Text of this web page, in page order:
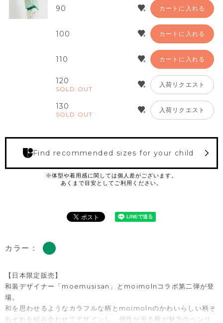
90 カートに入れる
100 カートに入れる
110 カートに入れる
120
SOLD OUT
入荷リクエスト
130
SOLD OUT
入荷リクエスト
Find recommended sizes for your child
カラー：
【日本限定販売】
和装デザイナー「moemusisan」とmoimolnコラボ第二弾が登
場。
和を思わせるようなカラフルな柄とmoimolnのかわいらしい柄そ
れぞれを組み合わせてデザインし、個性が光る柄が魅力のヘンリ